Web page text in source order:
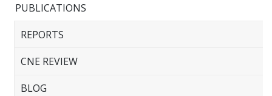
PUBLICATIONS
REPORTS
CNE REVIEW
BLOG